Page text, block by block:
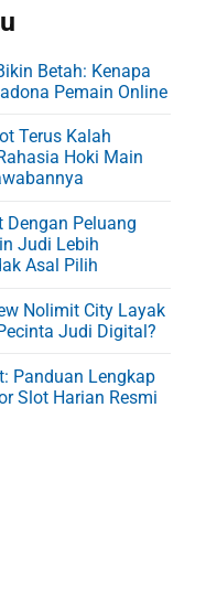
Betah: Kenapa
Pemain Online
Terus Kalah
Hoki Main
Peluang
Judi Lebih
Asal Pilih
Nolimit City Layak
Judi Digital?
Panduan Lengkap
Slot Harian Resmi